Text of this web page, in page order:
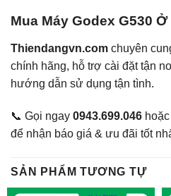
Mua Máy Godex G530
Thiendangvn.com chuyên
chính hãng, hỗ trợ cài đặt tận
hướng dẫn sử dụng tận tình.
📞 Gọi ngay 0943.699.046
để nhận báo giá & ưu đãi tốt
SẢN PHẨM TƯƠNG TỰ